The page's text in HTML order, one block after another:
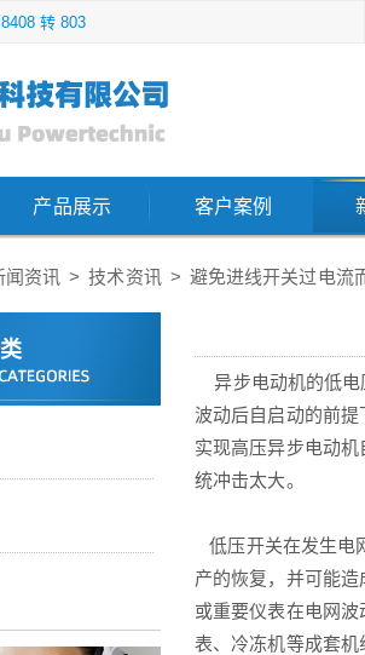
转 803
产品展示 客户案例
闻资讯 > 技术资讯 > 避免进线开关过电流
异步电动机的低电
波动后自启动的前
实现高压异步电动
统冲击太大。
低压开关在发生电
产的恢复，并可能
或重要仪表在电网
表、冷冻机等成套